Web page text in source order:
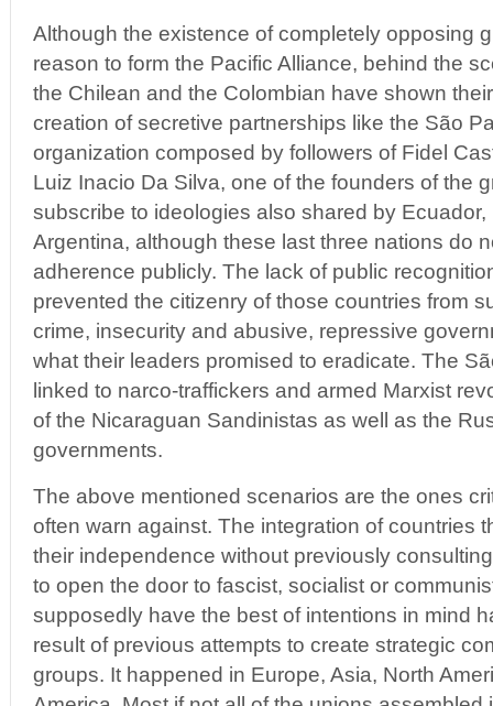
Although the existence of completely opposing
reason to form the Pacific Alliance, behind the
the Chilean and the Colombian have shown
creation of secretive partnerships like the São
organization composed by followers of Fidel
Luiz Inacio Da Silva, one of the founders of the
subscribe to ideologies also shared by
Argentina, although these last three nations do
adherence publicly. The lack of public
prevented the citizenry of those countries from
crime, insecurity and abusive, repressive
what their leaders promised to eradicate. The
linked to narco-traffickers and armed Marxist
of the Nicaraguan Sandinistas as well as the
governments.
The above mentioned scenarios are the ones
often warn against. The integration of countries
their independence without previously
to open the door to fascist, socialist or
supposedly have the best of intentions in mind
result of previous attempts to create strategic
groups. It happened in Europe, Asia, North